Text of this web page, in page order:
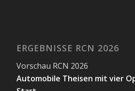
ERGEBNISSE RCN 2026
Vorschau RCN 2026
Automobile Theisen mit vier